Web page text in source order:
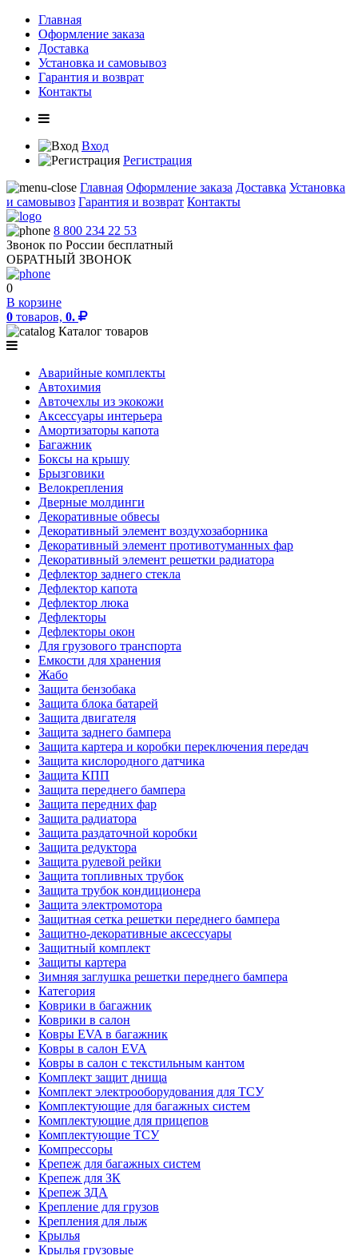
Главная
Оформление заказа
Доставка
Установка и самовывоз
Гарантия и возврат
Контакты
Вход
Регистрация
Главная Оформление заказа Доставка Установка
и самовывоз Гарантия и возврат Контакты
8 800 234 22 53
Звонок по России бесплатный
ОБРАТНЫЙ ЗВОНОК
0
В корзине
0 товаров, 0.
Каталог товаров
Аварийные комплекты
Автохимия
Авточехлы из экокожи
Аксессуары интерьера
Амортизаторы капота
Багажник
Боксы на крышу
Брызговики
Велокрепления
Дверные молдинги
Декоративные обвесы
Декоративный элемент воздухозаборника
Декоративный элемент противотуманных фар
Декоративный элемент решетки радиатора
Дефлектор заднего стекла
Дефлектор капота
Дефлектор люка
Дефлекторы
Дефлекторы окон
Для грузового транспорта
Емкости для хранения
Жабо
Защита бензобака
Защита блока батарей
Защита двигателя
Защита заднего бампера
Защита картера и коробки переключения передач
Защита кислородного датчика
Защита КПП
Защита переднего бампера
Защита передних фар
Защита радиатора
Защита раздаточной коробки
Защита редуктора
Защита рулевой рейки
Защита топливных трубок
Защита трубок кондиционера
Защита электромотора
Защитная сетка решетки переднего бампера
Защитно-декоративные аксессуары
Защитный комплект
Защиты картера
Зимняя заглушка решетки переднего бампера
Категория
Коврики в багажник
Коврики в салон
Ковры EVA в багажник
Ковры в салон EVA
Ковры в салон с текстильным кантом
Комплект защит днища
Комплект электрооборудования для ТСУ
Комплектующие для багажных систем
Комплектующие для прицепов
Комплектующие ТСУ
Компрессоры
Крепеж для багажных систем
Крепеж для ЗК
Крепеж ЗДА
Крепление для грузов
Крепления для лыж
Крылья
Крылья грузовые